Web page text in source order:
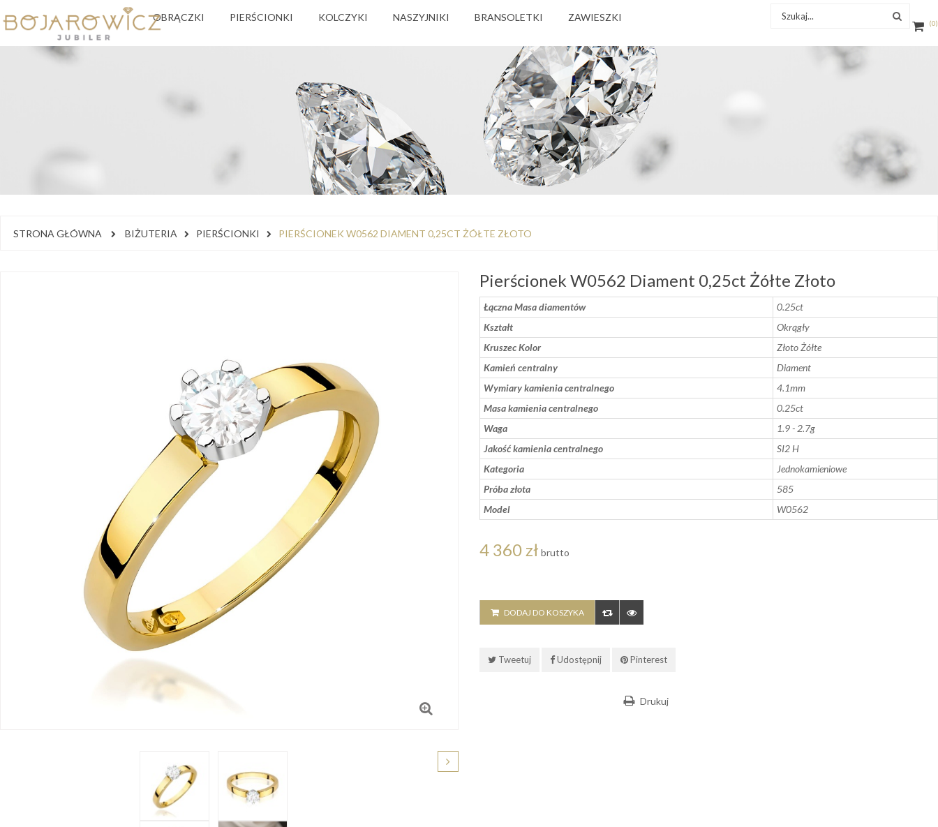
0
OBRĄCZKI PIERŚCIONKI KOLCZYKI NASZYJNIKI BRANSOLETKI ZAWIESZKI
STRONA GŁÓWNA BIŻUTERIA PIERŚCIONKI PIERŚCIONEK W0562 DIAMENT 0,25CT ŻÓŁTE ZŁOTO
Pierścionek W0562 Diament 0,25ct Żółte Złoto
Łączna Masa diamentów
0.25ct
Kształt
Okrągły
Kruszec Kolor
Złoto Żółte
Kamień centralny
Diament
Wymiary kamienia centralnego
4.1mm
Masa kamienia centralnego
0.25ct
Waga
1.9 - 2.7g
Jakość kamienia centralnego
SI2 H
Kategoria
Jednokamieniowe
Próba złota
585
Model
W0562
4 360 zł brutto
DODAJ DO KOSZYKA
Tweetuj Udostępnij Pinterest
Drukuj